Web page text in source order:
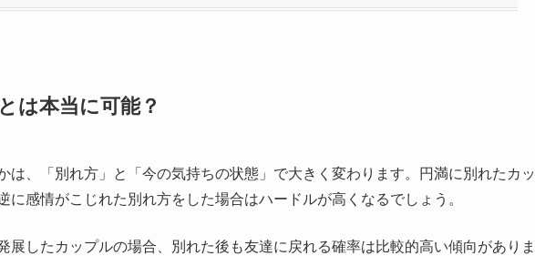
は本当に可能？
は、「別れ方」と「今の気持ちの状態」で大きく変わります。円満に別れたカッ
に感情がこじれた別れ方をした場合はハードルが高くなるでしょう。
展したカップルの場合、別れた後も友達に戻れる確率は比較的高い傾向がありま